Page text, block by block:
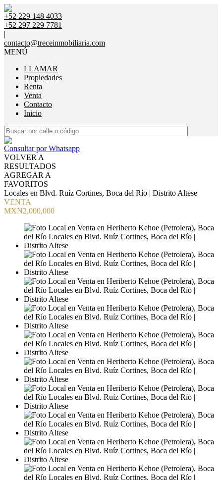
+52 229 148 4033
+52 297 229 7781
|
contacto@treceinmobiliaria.com
MENÚ
LLAMAR
Propiedades
Renta
Venta
Contacto
Inicio
Consultar por Whatsapp
VOLVER A
RESULTADOS
AGREGAR A
FAVORITOS
Locales en Blvd. Ruíz Cortines, Boca del Río | Distrito Altese
VENTA
MXN2,000,000